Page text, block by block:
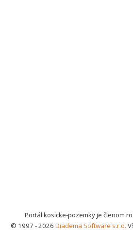
Portál kosicke-pozemky je členom
© 1997 - 2026 Diadema Software s.r.o.